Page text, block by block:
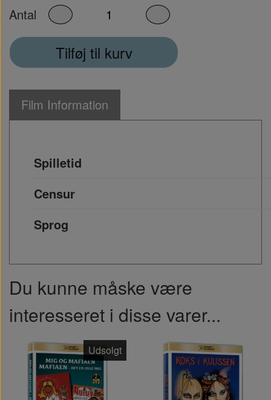
Antal
Tilføj til kurv
Film Information
Spilletid
Censur
Sprog
Du kunne måske være
interesseret i disse varer...
Udsolgt